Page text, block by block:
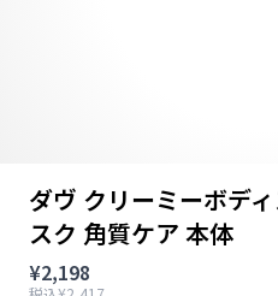
ダヴ クリーミーボデ
スク 角質ケア 本体
¥2,198